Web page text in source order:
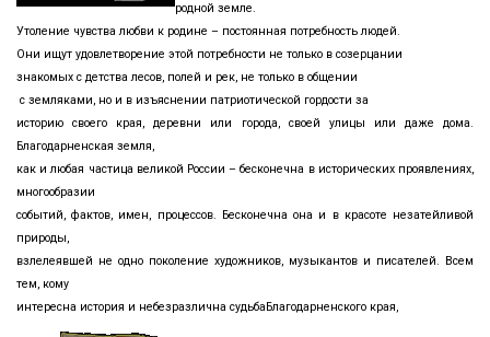
родной земле.
Утоление чувства любви к родине – постоянная потребность людей.
Они ищут удовлетворение этой потребности не только в созерцании
знакомых с детства лесов, полей и рек, не только в общении
с земляками, но и в изъяснении патриотической гордости за
историю своего края, деревни или города, своей улицы или даже дома.
Благодарненская земля,
как и любая частица великой России – бесконечна в исторических проявлениях,
многообразии
событий, фактов, имен, процессов. Бесконечна она и в красоте незатейливой
природы,
взлелеявшей не одно поколение художников, музыкантов и писателей. Всем
тем, кому
интересна история и небезразлична судьбаБлагодарненского края,